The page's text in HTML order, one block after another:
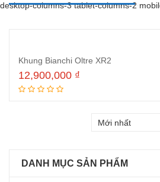
desktop-columns-3 tablet-columns-2
Khung Bianchi Oltre XR2
12,900,000 ₫
DANH MỤC SẢN PHẨM